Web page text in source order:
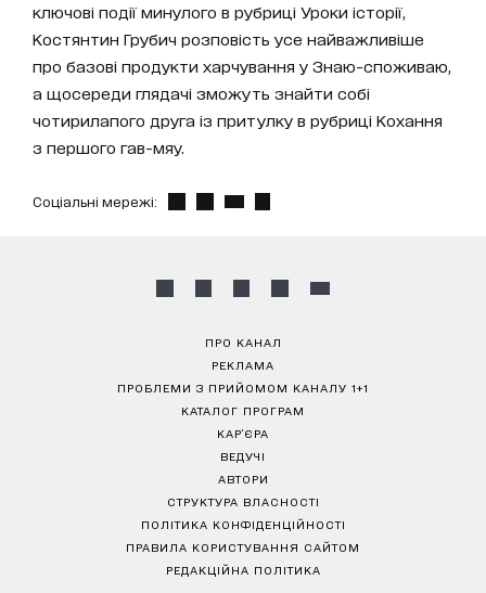
ключові події минулого в рубриці Уроки історії,
Костянтин Грубич розповість усе найважливіше
про базові продукти харчування у Знаю-споживаю,
а щосереди глядачі зможуть знайти собі
чотирилапого друга із притулку в рубриці Кохання
з першого гав-мяу.
Соціальні мережі:
ПРО КАНАЛ
РЕКЛАМА
ПРОБЛЕМИ З ПРИЙОМОМ КАНАЛУ 1+1
КАТАЛОГ ПРОГРАМ
КАР’ЄРА
ВЕДУЧІ
АВТОРИ
СТРУКТУРА ВЛАСНОСТІ
ПОЛІТИКА КОНФІДЕНЦІЙНОСТІ
ПРАВИЛА КОРИСТУВАННЯ САЙТОМ
РЕДАКЦІЙНА ПОЛІТИКА